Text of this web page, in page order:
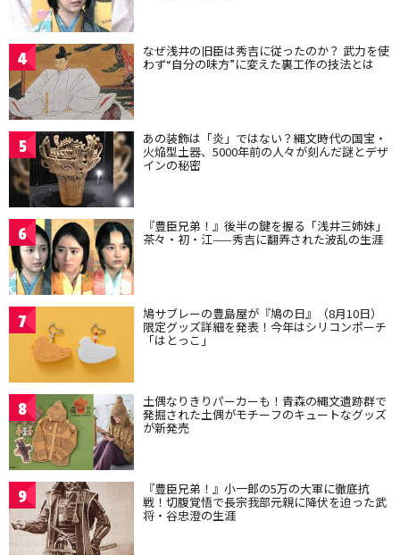
4 なぜ浅井の旧臣は秀吉に従ったのか？ 武力を使
わず“自分の味方”に変えた裏工作の技法とは
5 あの装飾は「炎」ではない？縄文時代の国宝・
火焔型土器、5000年前の人々が刻んだ謎とデザ
インの秘密
6 『豊臣兄弟！』後半の鍵を握る「浅井三姉妹」
茶々・初・江——秀吉に翻弄された波乱の生涯
7 鳩サブレーの豊島屋が『鳩の日』（8月10日）
限定グッズ詳細を発表！今年はシリコンポーチ
「はとっこ」
8 土偶なりきりパーカーも！青森の縄文遺跡群で
発掘された土偶がモチーフのキュートなグッズ
が新発売
9 『豊臣兄弟！』小一郎の5万の大軍に徹底抗
戦！切腹覚悟で長宗我部元親に降伏を迫った武
将・谷忠澄の生涯